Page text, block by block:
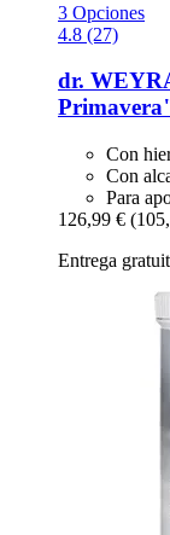
3 Opciones
4.8 (27)
dr.
Con
Con
Para
126,99 €
Entrega